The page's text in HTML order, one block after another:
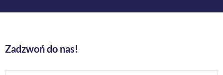
Zadzwoń do nas!